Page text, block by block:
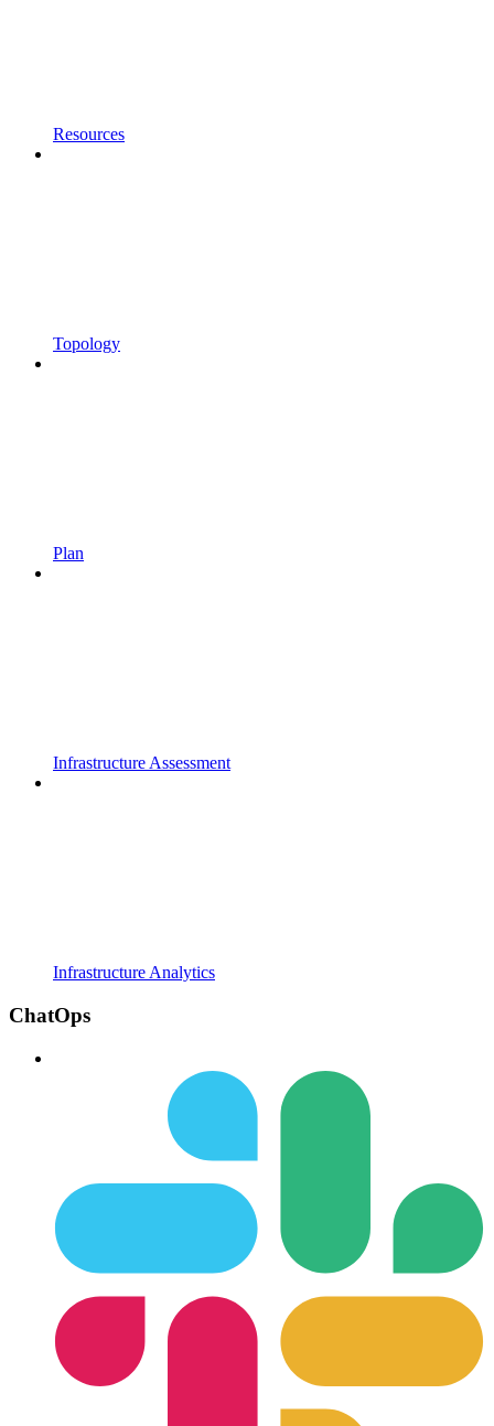
Resources
Topology
Plan
Infrastructure Assessment
Infrastructure Analytics
ChatOps